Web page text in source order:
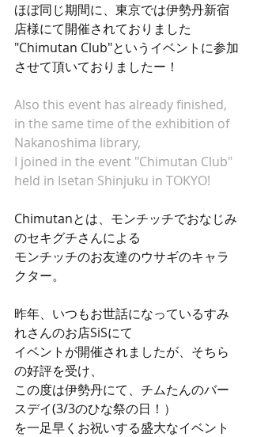
ほぼ同じ期間に、東京では伊勢丹新宿
店様にて開催されておりました
"Chimutan Club"というイベントに参加
させて頂いておりましたー！
Also this event has already finished,
in the same time of the exhibition of
Nakanoshima library,
I joined in the event "Chimutan Club"
held in Isetan Shinjuku in TOKYO!
Chimutanとは、モンチッチでおなじみ
のセキグチさんによる
モンチッチのお友達のウサギのキャラ
クター。
昨年、いつもお世話になっているすみ
れさんのお店SiSにて
イベントが開催されましたが、そちら
の好評を受け、
この度は伊勢丹にて、チムたんのバー
スデイ(3/3のひな祭の日！）
を一足早くお祝いする盛大なイベント